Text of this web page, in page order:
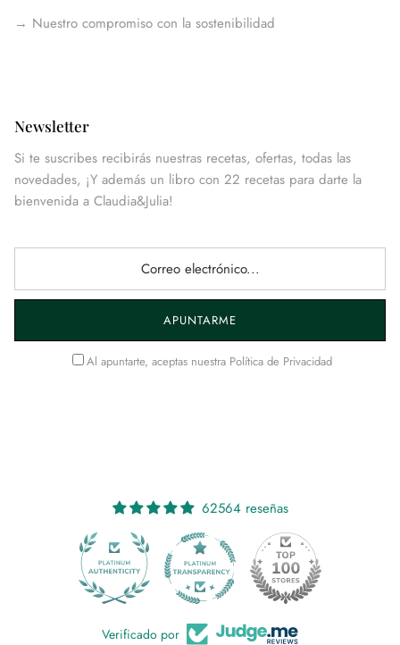
→ Nuestro compromiso con la sostenibilidad
Newsletter
Si te suscribes recibirás nuestras recetas, ofertas, todas las
novedades, ¡Y además un libro con 22 recetas para darte la
bienvenida a Claudia&Julia!
APUNTARME
Al apuntarte, aceptas nuestra Política de Privacidad
62564 reseñas
Verificado por